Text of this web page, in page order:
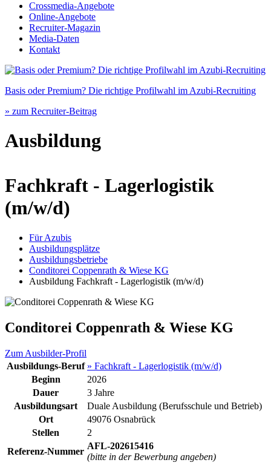
Crossmedia-Angebote
Online-Angebote
Recruiter-Magazin
Media-Daten
Kontakt
Basis oder Premium? Die richtige Profilwahl im Azubi-Recruiting
» zum Recruiter-Beitrag
Ausbildung
Fachkraft - Lagerlogistik
(m/w/d)
Für Azubis
Ausbildungsplätze
Ausbildungsbetriebe
Conditorei Coppenrath & Wiese KG
Ausbildung Fachkraft - Lagerlogistik (m/w/d)
Conditorei Coppenrath & Wiese KG
Zum Ausbilder-Profil
Ausbildungs-Beruf » Fachkraft - Lagerlogistik (m/w/d)
Beginn
2026
Dauer
3 Jahre
Ausbildungsart
Duale Ausbildung (Berufsschule und Betrieb)
Ort
49076 Osnabrück
Stellen
2
Referenz-Nummer
AFL-202615416
(bitte in der Bewerbung angeben)